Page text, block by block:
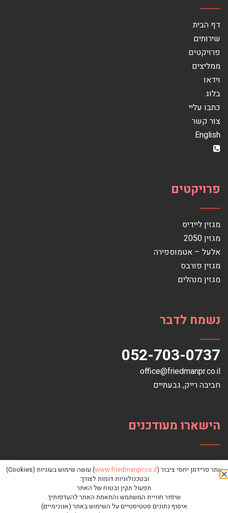
דף הבית
שירותים
פרויקטים
ממליצים
וידאו
בלוג
כתבו עליי
צור קשר
English
פרויקטים
מגזין ליידיס
מגזין 2050
אלעל – אטמוספירה
מגזין פורבס
מגזין מנהלים
נשמח לדבר
052-703-0737
office@friedmanpr.co.il
חביבה רייק‏, ‏גבעתיים‏
הישארו מעודכנים
אתר פרידמן יחסי ציבור (www.friedmanpr.co.il
) עושה שימוש בעוגיות (Cookies)
ובטכנולוגיות דומות לצורך:
תפעול תקין ובטוח של האתר
שיפור חוויית המשתמש והתאמת האתר להעדפותיך
איסוף נתונים סטטיסטיים על השימוש באתר (אנונימיים)